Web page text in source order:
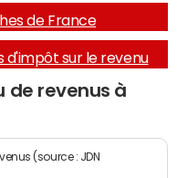
de France
d'impôt sur le revenu
de revenus à
(source : JDN